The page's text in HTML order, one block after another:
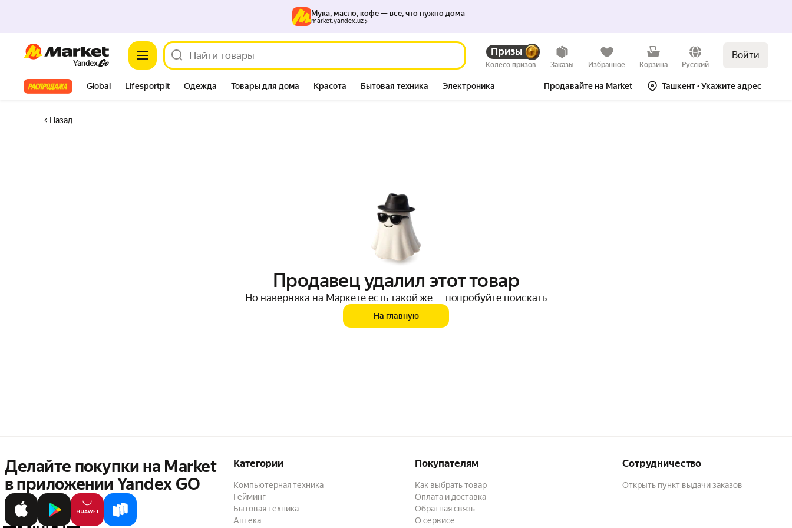
Market Призы
Колесо призов Заказы Избранное Корзина Русский
Войти
Все хиты Global Lifesportpit Одежда Товары для дома Красота Бытовая техника Электроника Продавайте на Market Ташкент• Укажите адрес
Мука, масло, кофе — всё, что нужно дома
market.yandex.uz
Назад
Продавец удалил этот товар
Но наверняка на Маркете есть такой же — попробуйте поискать
На главную
Делайте покупки на Market
в приложении Yandex GO
Категории
Компьютерная техника
Гейминг
Бытовая техника
Аптека
Покупателям
Как выбрать товар
Оплата и доставка
Обратная связь
О сервисе
Сотрудничество
Открыть пункт выдачи заказов